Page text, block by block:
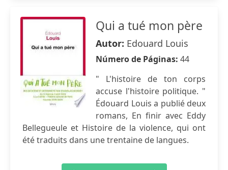
Qui a tué mon père
Autor: Edouard Louis
Número de Páginas: 44
" L'histoire de ton corps
accuse l'histoire politique. "
Édouard Louis a publié deux
romans, En finir avec Eddy
Bellegueule et Histoire de la violence, qui ont
été traduits dans une trentaine de langues.